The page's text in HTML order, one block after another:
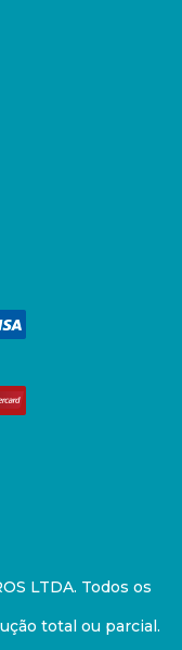
LTDA. Todos os
total ou parcial.